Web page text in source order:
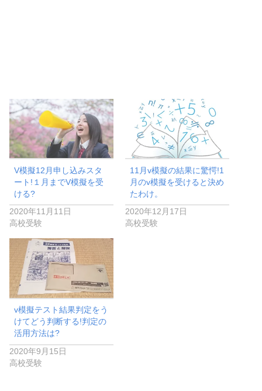
V模擬12月申し込みスタ
ート!１月までV模擬を受
ける?
2020年11月11日
高校受験
11月v模擬の結果に驚愕!1
月のv模擬を受けると決め
たわけ。
2020年12月17日
高校受験
v模擬テスト結果判定をう
けてどう判断する!判定の
活用方法は?
2020年9月15日
高校受験